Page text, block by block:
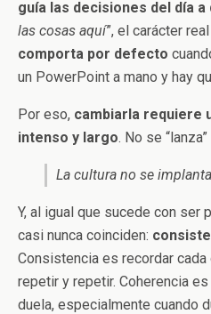
guía las decisiones del día a
las cosas aquí”, el carácter
comporta por defecto
un PowerPoint a mano y hay
Por eso, cambiarla requiere
intenso y largo. No se
La cultura no se
Y, al igual que sucede con ser
casi nunca coinciden:
Consistencia es recordar
repetir y repetir. Coherencia es
duela, especialmente cuando